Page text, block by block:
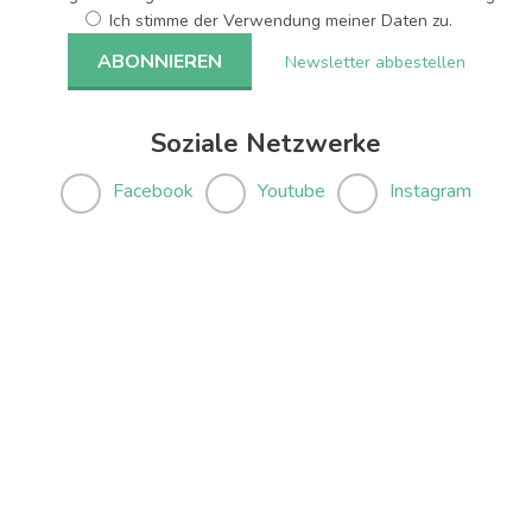
Ich stimme der Verwendung meiner Daten zu.
Newsletter abbestellen
Soziale Netzwerke
Facebook Youtube Instagram